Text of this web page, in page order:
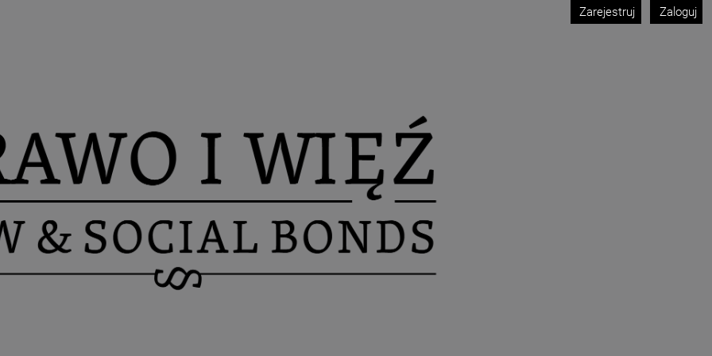
Zarejestruj Zaloguj